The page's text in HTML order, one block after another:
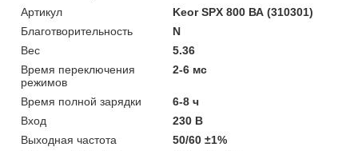
Артикул
Keor SPX 800 ВА (310301)
Благотворительность
N
Вес
5.36
Время переключения
режимов
2-6 мс
Время полной зарядки
6-8 ч
Вход
230 В
Выходная частота
50/60 ±1%